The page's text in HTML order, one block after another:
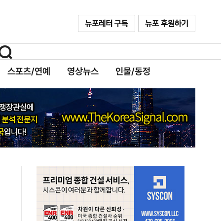
스포츠/연예 영상뉴스 인물/동정